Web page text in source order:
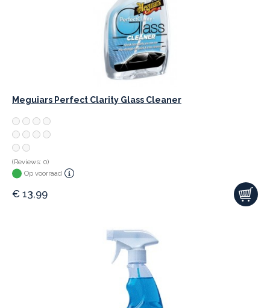
Meguiars Perfect Clarity Glass Cleaner
(Reviews: 0)
Op voorraad
€ 13,99